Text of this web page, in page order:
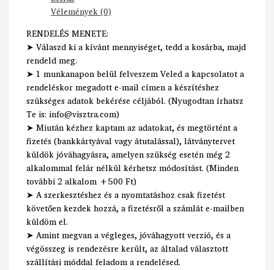
Vélemények (0)
RENDELÉS MENETE:
➤ Válaszd ki a kívánt mennyiséget, tedd a kosárba, majd
rendeld meg.
➤ 1 munkanapon belül felveszem Veled a kapcsolatot a
rendeléskor megadott e-mail címen a készítéshez
szükséges adatok bekérése céljából. (Nyugodtan írhatsz
Te is: info@visztra.com)
➤ Miután kézhez kaptam az adatokat, és megtörtént a
fizetés (bankkártyával vagy átutalással), látványtervet
küldök jóváhagyásra, amelyen szükség esetén még 2
alkalommal felár nélkül kérhetsz módosítást. (Minden
további 2 alkalom +500 Ft)
➤ A szerkesztéshez és a nyomtatáshoz csak fizetést
követően kezdek hozzá, a fizetésről a számlát e-mailben
küldöm el.
➤ Amint megvan a végleges, jóváhagyott verzió, és a
végösszeg is rendezésre került, az általad választott
szállítási móddal feladom a rendelésed.